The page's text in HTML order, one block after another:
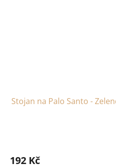
Stojan na Palo Santo -
192 Kč